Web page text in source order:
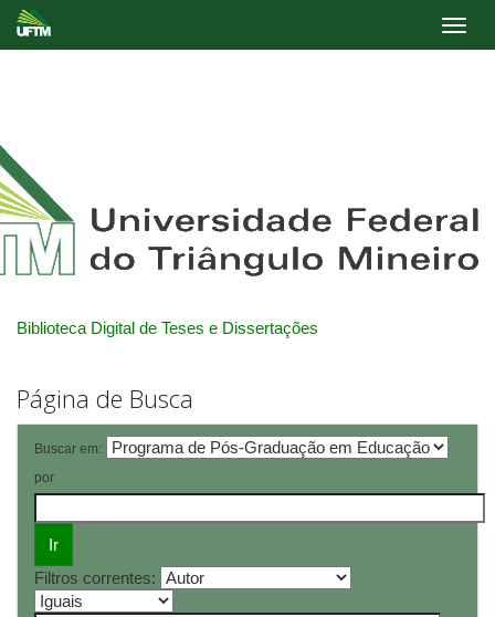
Biblioteca Digital de Teses e Dissertações
Página de Busca
Buscar em:
por
Filtros correntes: